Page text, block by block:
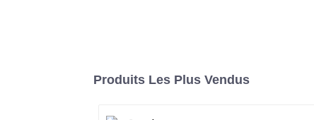
Produits Les Plus Vendus